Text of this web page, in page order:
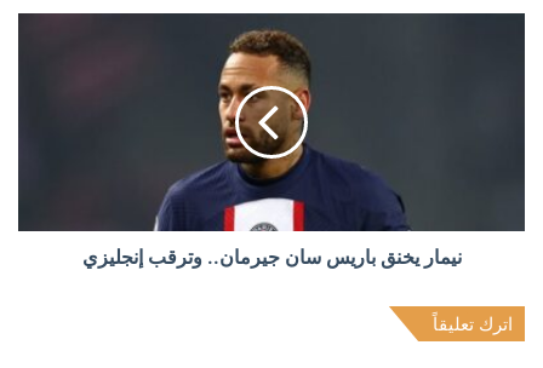
نيمار يخنق باريس سان جيرمان.. وترقب إنجليزي
اترك تعليقاً